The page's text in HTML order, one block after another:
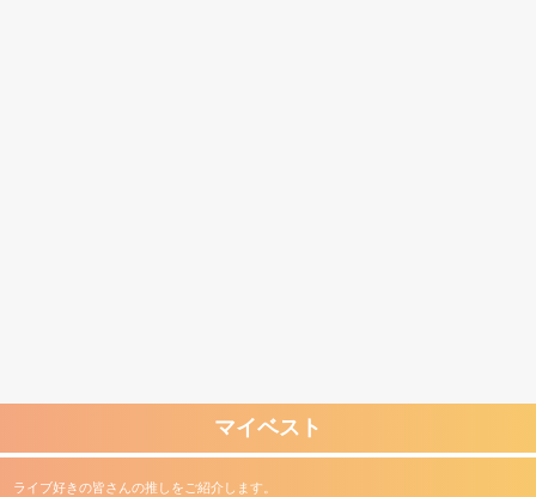
マイベスト
ライブ好きの皆さんの推しをご紹介します。